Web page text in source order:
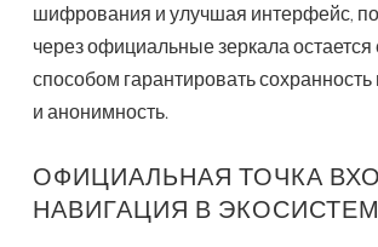
шифрования и улучшая интерфейс,
через официальные зеркала
способом гарантировать
и анонимность.
ОФИЦИАЛЬНАЯ ТОЧКА
НАВИГАЦИЯ В